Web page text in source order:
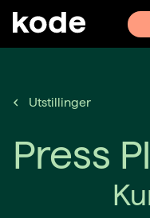
Utstillinger
Press